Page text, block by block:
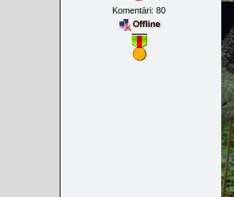
Komentāri: 80